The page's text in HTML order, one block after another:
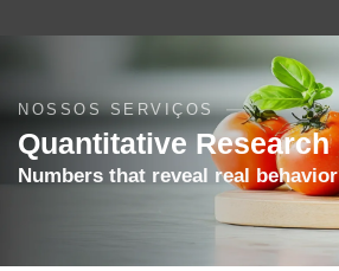
NOSSOS SERVIÇOS
Quantitative Research
Numbers that reveal real behavior